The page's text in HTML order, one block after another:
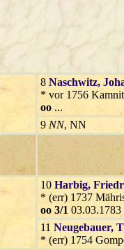
8 Naschwitz,
* vor 1756
oo ...
9 NN, NN
10 Harbig,
* (err) 1737
oo 3/1 03.03.1783
11 Neugebauer,
* (err) 1754